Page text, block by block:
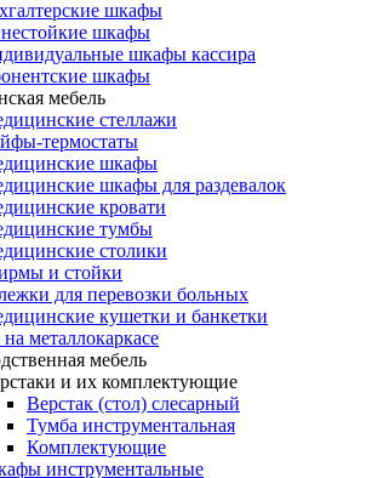
шкафы
шкафы
шкафы кассира
шкафы
мебель
стеллажи
термостаты
шкафы
шкафы для раздевалок
кровати
тумбы
столики
и стойки
для перевозки больных
кушетки и банкетки
металлокаркасе
мебель
и их комплектующие
Верстак (стол) слесарный
Тумба инструментальная
Комплектующие
инструментальные